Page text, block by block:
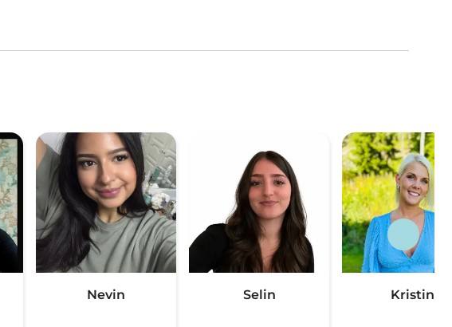
Nevin Selin Kristin